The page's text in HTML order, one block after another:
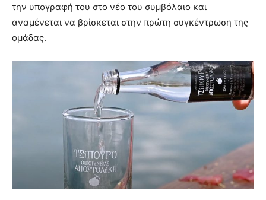
την υπογραφή του στο νέο του συμβόλαιο και
αναμένεται να βρίσκεται στην πρώτη συγκέντρωση της
ομάδας.